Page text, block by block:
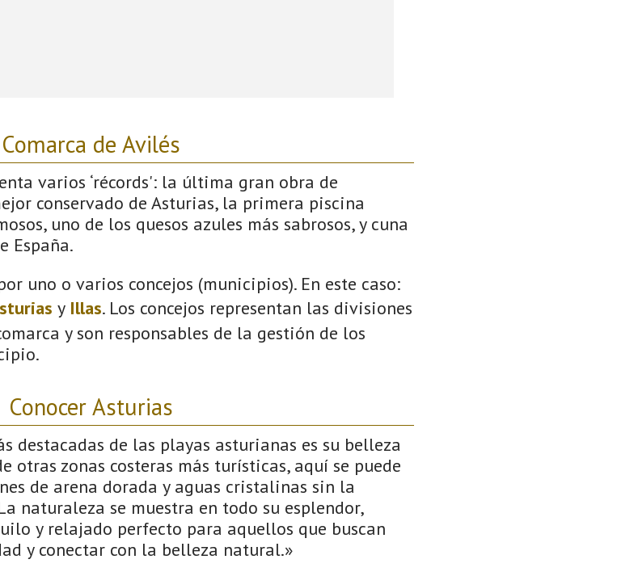
Comarca de Avilés
varios ‘récords': la última gran obra de
conservado de Asturias, la primera piscina
uno de los quesos azules más sabrosos, y cuna
España.
uno o varios concejos (municipios). En este caso:
y Illas. Los concejos representan las divisiones
y son responsables de la gestión de los
Conocer Asturias
destacadas de las playas asturianas es su belleza
otras zonas costeras más turísticas, aquí se puede
de arena dorada y aguas cristalinas sin la
naturaleza se muestra en todo su esplendor,
y relajado perfecto para aquellos que buscan
y conectar con la belleza natural.»